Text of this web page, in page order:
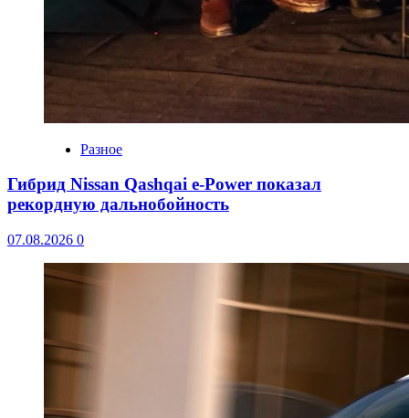
Разное
Гибрид Nissan Qashqai e-Power показал
рекордную дальнобойность
07.08.2026 0